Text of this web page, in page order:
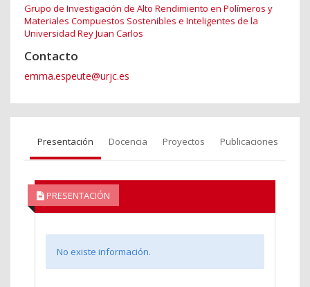
Grupo de Investigación de Alto Rendimiento en Polímeros y
Materiales Compuestos Sostenibles e Inteligentes de la
Universidad Rey Juan Carlos
Contacto
emma.espeute@urjc.es
Presentación Docencia Proyectos Publicaciones
PRESENTACIÓN
No existe información.